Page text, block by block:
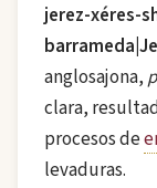
jerez-xéres-
anglosajona,
clara,
procesos de
levaduras.